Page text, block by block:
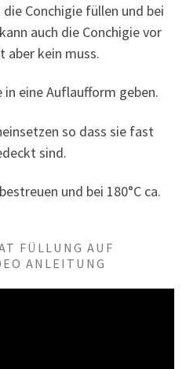
Conchigie füllen und bei
auch die Conchigie vor
aber kein muss.
in eine Auflaufform geben.
so dass sie fast
sind.
und bei 180°C ca.
FÜLLUNG AUF
ANLEITUNG